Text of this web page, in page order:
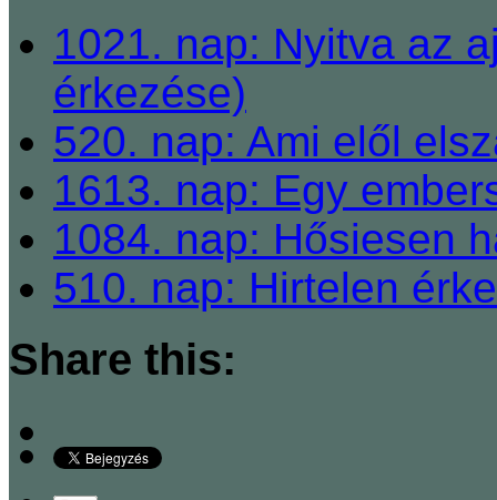
1021. nap: Nyitva az
érkezése)
520. nap: Ami elől
1613. nap: Egy
1084. nap: Hősiesen
510. nap: Hirtelen
Share this: